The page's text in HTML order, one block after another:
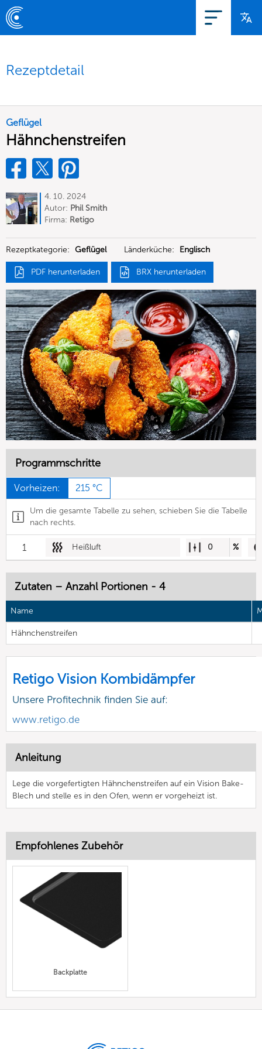
Rezeptdetail
Geflügel
Hähnchenstreifen
4. 10. 2024
Autor: Phil Smith
Firma: Retigo
Rezeptkategorie: Geflügel Länderküche: Englisch
PDF herunterladen BRX herunterladen
Programmschritte
Vorheizen: 215 °C
Um die gesamte Tabelle zu sehen, schieben Sie die Tabelle
nach rechts.
1 Heißluft 0 %
Zutaten – Anzahl Portionen - 4
Name
Hähnchenstreifen
Retigo Vision Kombidämpfer
Unsere Profitechnik finden Sie auf:
www.retigo.de
Anleitung
Lege die vorgefertigten Hähnchenstreifen auf ein Vision Bake-
Blech und stelle es in den Ofen, wenn er vorgeheizt ist.
Empfohlenes Zubehör
Backplatte